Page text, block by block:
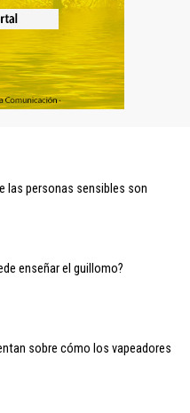
las personas sensibles son
enseñar el guillomo?
sobre cómo los vapeadores